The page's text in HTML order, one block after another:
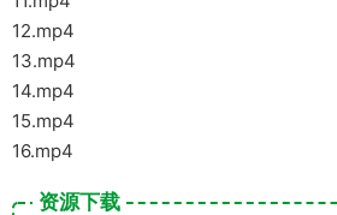
12.mp4
13.mp4
14.mp4
15.mp4
16.mp4
资源下载